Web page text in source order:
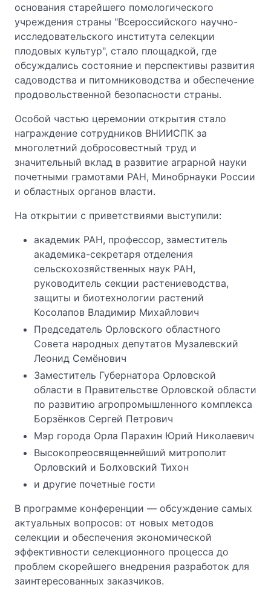
основания старейшего помологического
учреждения страны "Всероссийского научно-
исследовательского института селекции
плодовых культур", стало площадкой, где
обсуждались состояние и перспективы развития
садоводства и питомниководства и обеспечение
продовольственной безопасности страны.
Особой частью церемонии открытия стало
награждение сотрудников ВНИИСПК за
многолетний добросовестный труд и
значительный вклад в развитие аграрной науки
почетными грамотами РАН, Минобрнауки России
и областных органов власти.
На открытии с приветствиями выступили:
академик РАН, профессор, заместитель
академика-секретаря отделения
сельскохозяйственных наук РАН,
руководитель секции растениеводства,
защиты и биотехнологии растений
Косолапов Владимир Михайлович
Председатель Орловского областного
Совета народных депутатов Музалевский
Леонид Семёнович
Заместитель Губернатора Орловской
области в Правительстве Орловской области
по развитию агропромышленного комплекса
Борзёнков Сергей Петрович
Мэр города Орла Парахин Юрий Николаевич
Высокопреосвященнейший митрополит
Орловский и Болховский Тихон
и другие почетные гости
В программе конференции — обсуждение самых
актуальных вопросов: от новых методов
селекции и обеспечения экономической
эффективности селекционного процесса до
проблем скорейшего внедрения разработок для
заинтересованных заказчиков.